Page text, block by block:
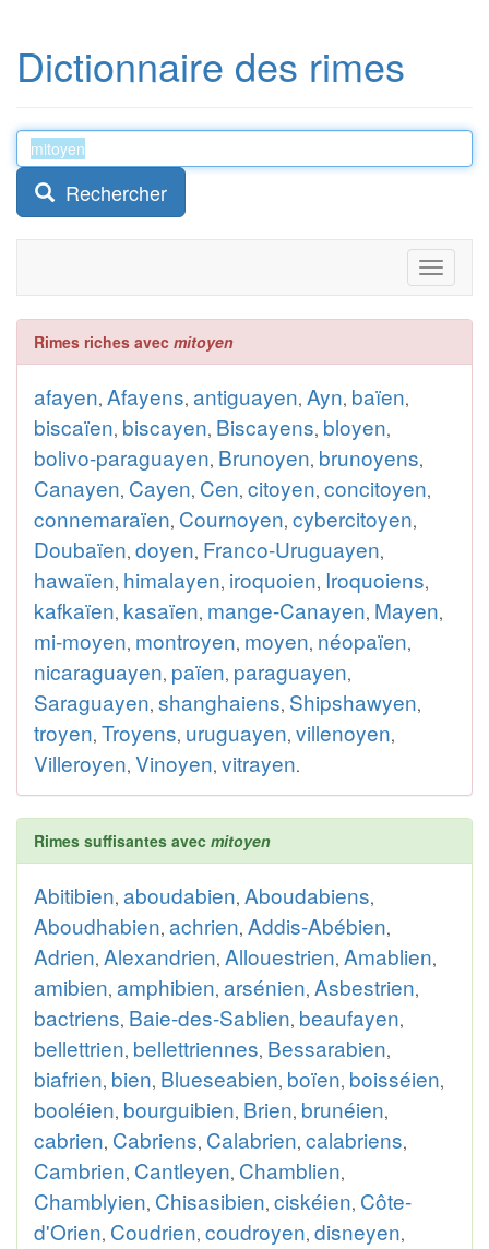
Dictionnaire des rimes
Rechercher
Toggle
Rimes riches avec mitoyen
afayen, Afayens, antiguayen, Ayn, baïen,
biscaïen, biscayen, Biscayens, bloyen,
bolivo-paraguayen, Brunoyen, brunoyens,
Canayen, Cayen, Cen, citoyen, concitoyen,
connemaraïen, Cournoyen, cybercitoyen,
Doubaïen, doyen, Franco-Uruguayen,
hawaïen, himalayen, iroquoien, Iroquoiens,
kafkaïen, kasaïen, mange-Canayen, Mayen,
mi-moyen, montroyen, moyen, néopaïen,
nicaraguayen, païen, paraguayen,
Saraguayen, shanghaiens, Shipshawyen,
troyen, Troyens, uruguayen, villenoyen,
Villeroyen, Vinoyen, vitrayen.
Rimes suffisantes avec mitoyen
Abitibien, aboudabien, Aboudabiens,
Aboudhabien, achrien, Addis-Abébien,
Adrien, Alexandrien, Allouestrien, Amablien,
amibien, amphibien, arsénien, Asbestrien,
bactriens, Baie-des-Sablien, beaufayen,
bellettrien, bellettriennes, Bessarabien,
biafrien, bien, Blueseabien, boïen, boisséien,
booléien, bourguibien, Brien, brunéien,
cabrien, Cabriens, Calabrien, calabriens,
Cambrien, Cantleyen, Chamblien,
Chamblyien, Chisasibien, ciskéien, Côte-
d'Orien, Coudrien, coudroyen, disneyen,